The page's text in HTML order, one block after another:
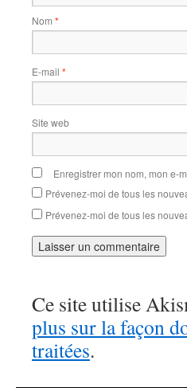
Nom *
E-mail *
Site web
Enregistrer mon nom, mon e-
Prévenez-moi de tous les
Prévenez-moi de tous les
Ce site utilise
plus sur la façon
traitées.